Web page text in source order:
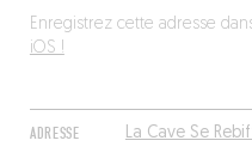
ADRESSE La Cave Se
Enregistrez cette adresse
iOS !